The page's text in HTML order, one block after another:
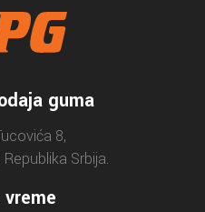
guma
8,
Srbija.
vreme